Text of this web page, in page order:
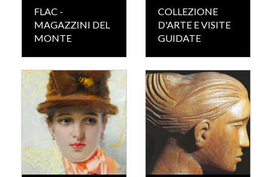
FLAC -
MAGAZZINI DEL
MONTE
COLLEZIONE
D'ARTE E VISITE
GUIDATE